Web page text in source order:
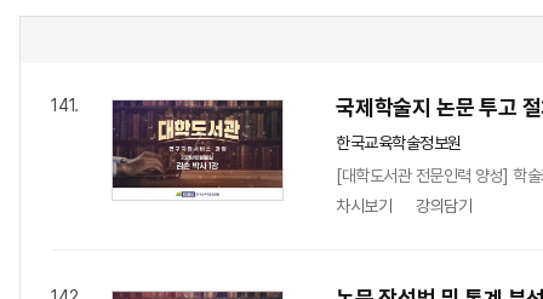
141. 국제학술지 논문 투고
한국교육학술정보원
[대학도서관 전문인력 양성] 학
차시보기
강의담기